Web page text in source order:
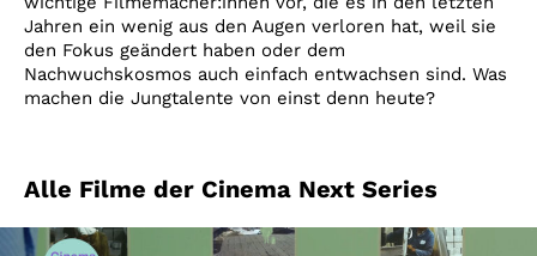
Jahren ein wenig aus den Augen verloren hat, weil sie
den Fokus geändert haben oder dem
Nachwuchskosmos auch einfach entwachsen sind. Was
machen die Jungtalente von einst denn heute?
Alle Filme der Cinema Next Series